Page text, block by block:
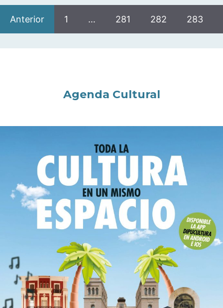
Anterior 1 … 281 282 283
Agenda Cultural